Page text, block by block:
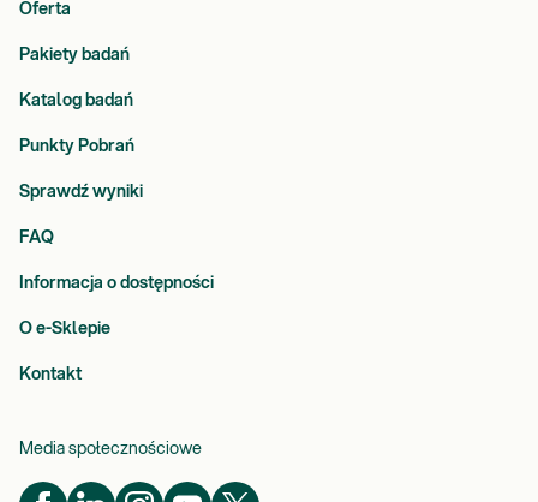
Oferta
Pakiety badań
Katalog badań
Punkty Pobrań
Sprawdź wyniki
FAQ
Informacja o dostępności
O e-Sklepie
Kontakt
Media społecznościowe